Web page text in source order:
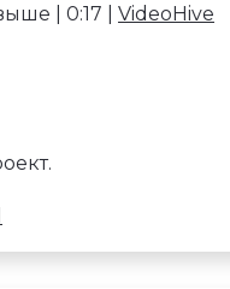
| 0:17 | VideoHive